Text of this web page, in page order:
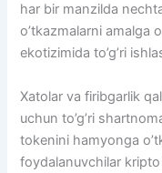
har bir manzilda
o’tkazmalarni amalga
ekotizimida to’g’ri
Xatolar va firibgarlik
uchun to’g’ri
tokenini hamyonga
foydalanuvchilar kripto